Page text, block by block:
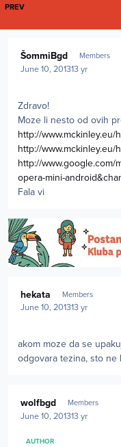
FIRST PAGE
PREV
ŠommiBgd Members
June 10, 201313 yr
Zdravo!
Moze li nesto od ovih
http://www.mckinley.eu/
http://
http://www.google.com/
opera-mini-
Fala vi
hekata Members
June 10, 201313 yr
akom moze da se
odgovara tezina, sto ne
wolfbgd Members
June 10, 201313 yr
AUTHOR